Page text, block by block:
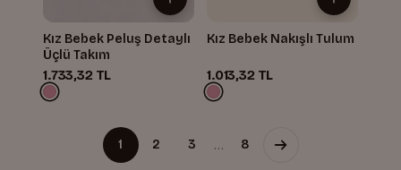
Kız Bebek Peluş Detaylı
Üçlü Takım
1.733,32 TL
Kız Bebek Nakışlı Tulum
1.013,32 TL
1 2 3 … 8